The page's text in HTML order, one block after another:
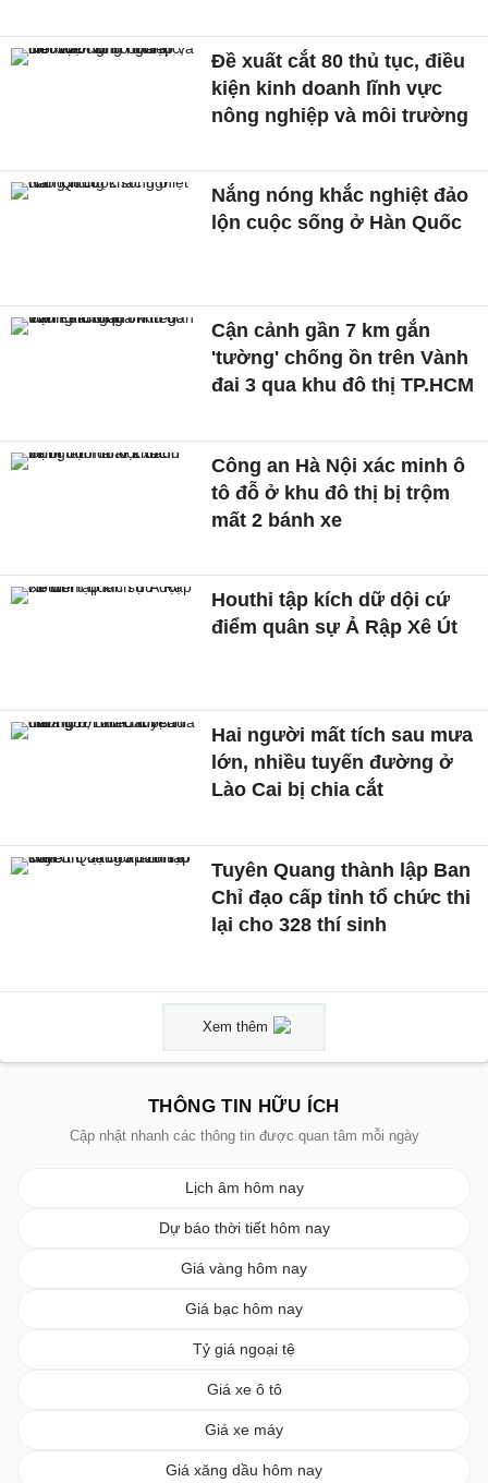
Đề xuất cắt 80 thủ tục, điều
kiện kinh doanh lĩnh vực
nông nghiệp và môi trường
Nắng nóng khắc nghiệt đảo
lộn cuộc sống ở Hàn Quốc
Cận cảnh gần 7 km gắn
'tường' chống ồn trên Vành
đai 3 qua khu đô thị TP.HCM
Công an Hà Nội xác minh ô
tô đỗ ở khu đô thị bị trộm
mất 2 bánh xe
Houthi tập kích dữ dội cứ
điểm quân sự Ả Rập Xê Út
Hai người mất tích sau mưa
lớn, nhiều tuyến đường ở
Lào Cai bị chia cắt
Tuyên Quang thành lập Ban
Chỉ đạo cấp tỉnh tổ chức thi
lại cho 328 thí sinh
Xem thêm
THÔNG TIN HỮU ÍCH
Cập nhật nhanh các thông tin được quan tâm mỗi ngày
Lịch âm hôm nay
Dự báo thời tiết hôm nay
Giá vàng hôm nay
Giá bạc hôm nay
Tỷ giá ngoại tệ
Giá xe ô tô
Giá xe máy
Giá xăng dầu hôm nay